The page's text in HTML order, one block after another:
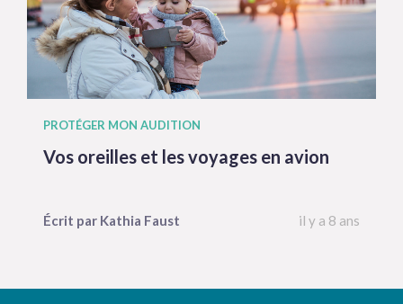
PROTÉGER MON AUDITION
Vos oreilles et les voyages en avion
Écrit par Kathia Faust il y a 8 ans